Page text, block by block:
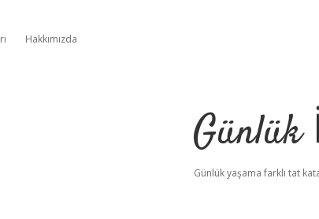
Hakkımızda
Günlük
Günlük yaşama farklı tat